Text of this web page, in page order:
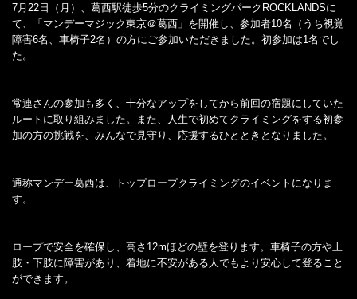
7月22日（月）、葛西駅徒歩5分のクライミングパークROCKLANDSに
て、「マンデーマジック東京＠葛西」を開催し、参加者10名（うち視覚
障害6名、車椅子2名）の方にご参加いただきました。初参加は1名でし
た。
常連さんの参加も多く、十分なアップをしてから前回の宿題にしていた
ルートに取り組みました。また、人生で初めてクライミングをする初参
加の方の挑戦を、みんなで見守り、応援するひとときとなりました。
通称マンデー葛西は、トップロープクライミングのイベントになりま
す。
ロープで安全を確保し、高さ12mほどの壁を登ります。車椅子の方や上
肢・下肢に障害があり、着地に不安がある人でもより安心して登ること
ができます。